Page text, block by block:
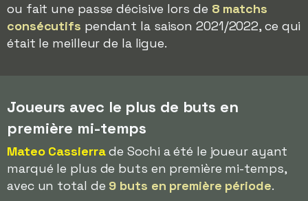
ou fait une passe décisive lors de 8 matchs
consécutifs pendant la saison 2021/2022, ce qui
était le meilleur de la ligue.
Joueurs avec le plus de buts en
première mi-temps
Mateo Cassierrade Sochi a été le joueur ayant
marqué le plus de buts en première mi-temps,
avec un total de 9 buts en première période.